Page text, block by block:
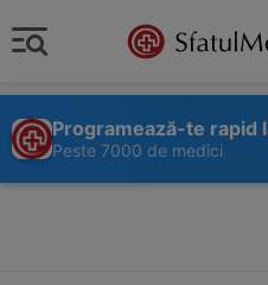
Programează-te rapid
Peste 7000 de medici